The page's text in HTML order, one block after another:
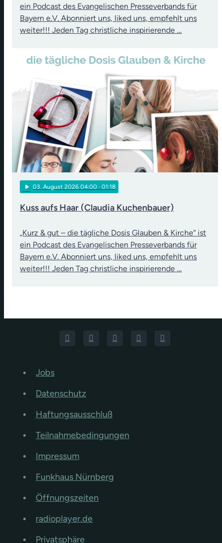
ein Podcast des Evangelischen Presseverbands für
Bayern e.V. Abonniert uns, liked uns, empfehlt uns
weiter!!! Jeden Tag christliche inspirierende …
play_arrow 03. August 2026 04:00 · 01:18
Kuss aufs Haar (Claudia Kuchenbauer)
„Kurz & gut – die tägliche Dosis Glauben & Kirche“ ist
ein Podcast des Evangelischen Presseverbands für
Bayern e.V. Abonniert uns, liked uns, empfehlt uns
weiter!!! Jeden Tag christliche inspirierende …
Jobs
Datenschutz
Haftungsausschluß
Teilnahmebedingungen
Impressum
Funkhaus Nürnberg
Öffnungszeiten
radioplayer.de
Privatsphäre